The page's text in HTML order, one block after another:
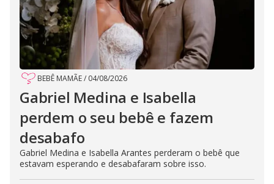
BEBÊ MAMÃE/ 04/08/2026
Gabriel Medina e Isabella
perdem o seu bebê e fazem
desabafo
Gabriel Medina e Isabella Arantes perderam o bebê que
estavam esperando e desabafaram sobre isso.